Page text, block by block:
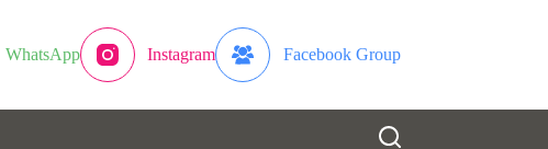
WhatsApp Instagram Facebook Group